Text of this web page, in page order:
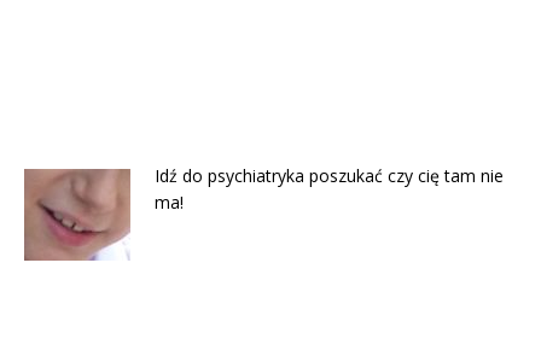
Idź do psychiatryka poszukać czy cię tam nie
ma!